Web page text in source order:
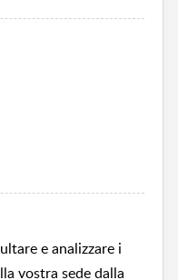
e analizzare i
vostra sede dalla